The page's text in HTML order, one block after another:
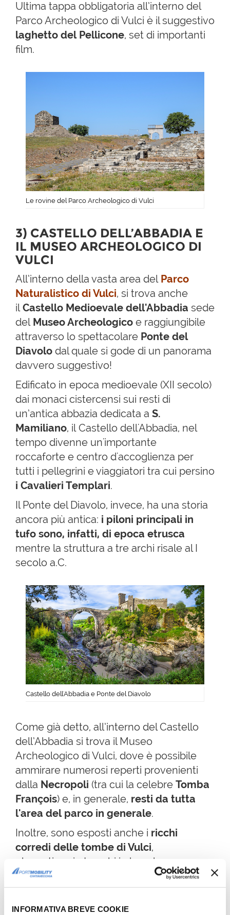
INFORMATIVA BREVE COOKIE
Ultima tappa obbligatoria all’interno del
Parco Archeologico di Vulci è il suggestivo
laghetto del Pellicone, set di importanti
film.
Le rovine del Parco Archeologico di Vulci
3) CASTELLO DELL’ABBADIA E
IL MUSEO ARCHEOLOGICO DI
VULCI
All’interno della vasta area del Parco
Naturalistico di Vulci, si trova anche
ilCastello Medioevale dell'Abbadia sede
del Museo Archeologico e raggiungibile
attraverso lo spettacolare Ponte del
Diavolo dal quale si gode di un panorama
davvero suggestivo!
Edificato in epoca medioevale (XII secolo)
dai monaci cistercensi sui resti di
un’antica abbazia dedicata a S.
Mamiliano, il Castello dell'Abbadia, nel
tempo divenne un'importante
roccaforte e centro d'accoglienza per
tutti i pellegrini e viaggiatori tra cui persino
i Cavalieri Templari.
Il Ponte del Diavolo, invece, ha una storia
ancora più antica: i piloni principali in
tufo sono, infatti, di epoca etrusca
mentre la struttura a tre archi risale al I
secolo a.C.
Castello dell'Abbadia e Ponte del Diavolo
Come già detto, all’interno del Castello
dell’Abbadia si trova il Museo
Archeologico di Vulci, dove è possibile
ammirare numerosi reperti provenienti
dalla Necropoli (tra cui la celebre Tomba
François) e, in generale, resti da tutta
l'area del parco in generale.
Inoltre, sono esposti anche i ricchi
corredi delle tombe di Vulci,
eleganti vasi etruschi in bucchero e
raffinati vasi greci figurati.
4) LE TERME DI VULCI